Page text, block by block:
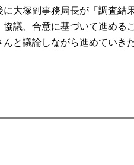
大塚副事務局長が「調査結
協議、合意に基づいて進める
と議論しながら進めていき